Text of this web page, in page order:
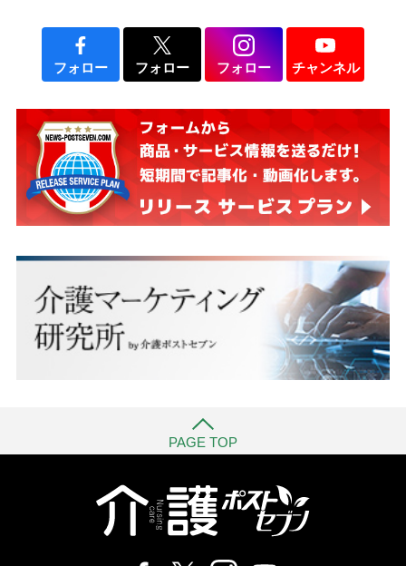
フォロー フォロー フォロー チャンネル
PAGE TOP